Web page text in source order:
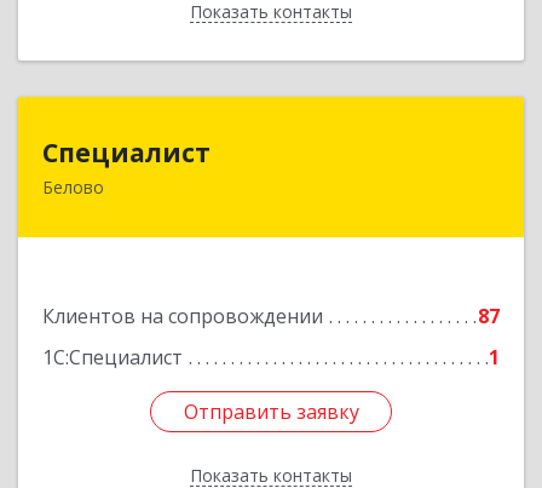
Показать контакты
Назад
Специалист
Белово
Клиентов на сопровождении
87
1С:Специалист
1
Отправить заявку
Показать контакты
Кемеровская обл, Белово г, Ленина ул, дом №
Отправить заявку
Назад